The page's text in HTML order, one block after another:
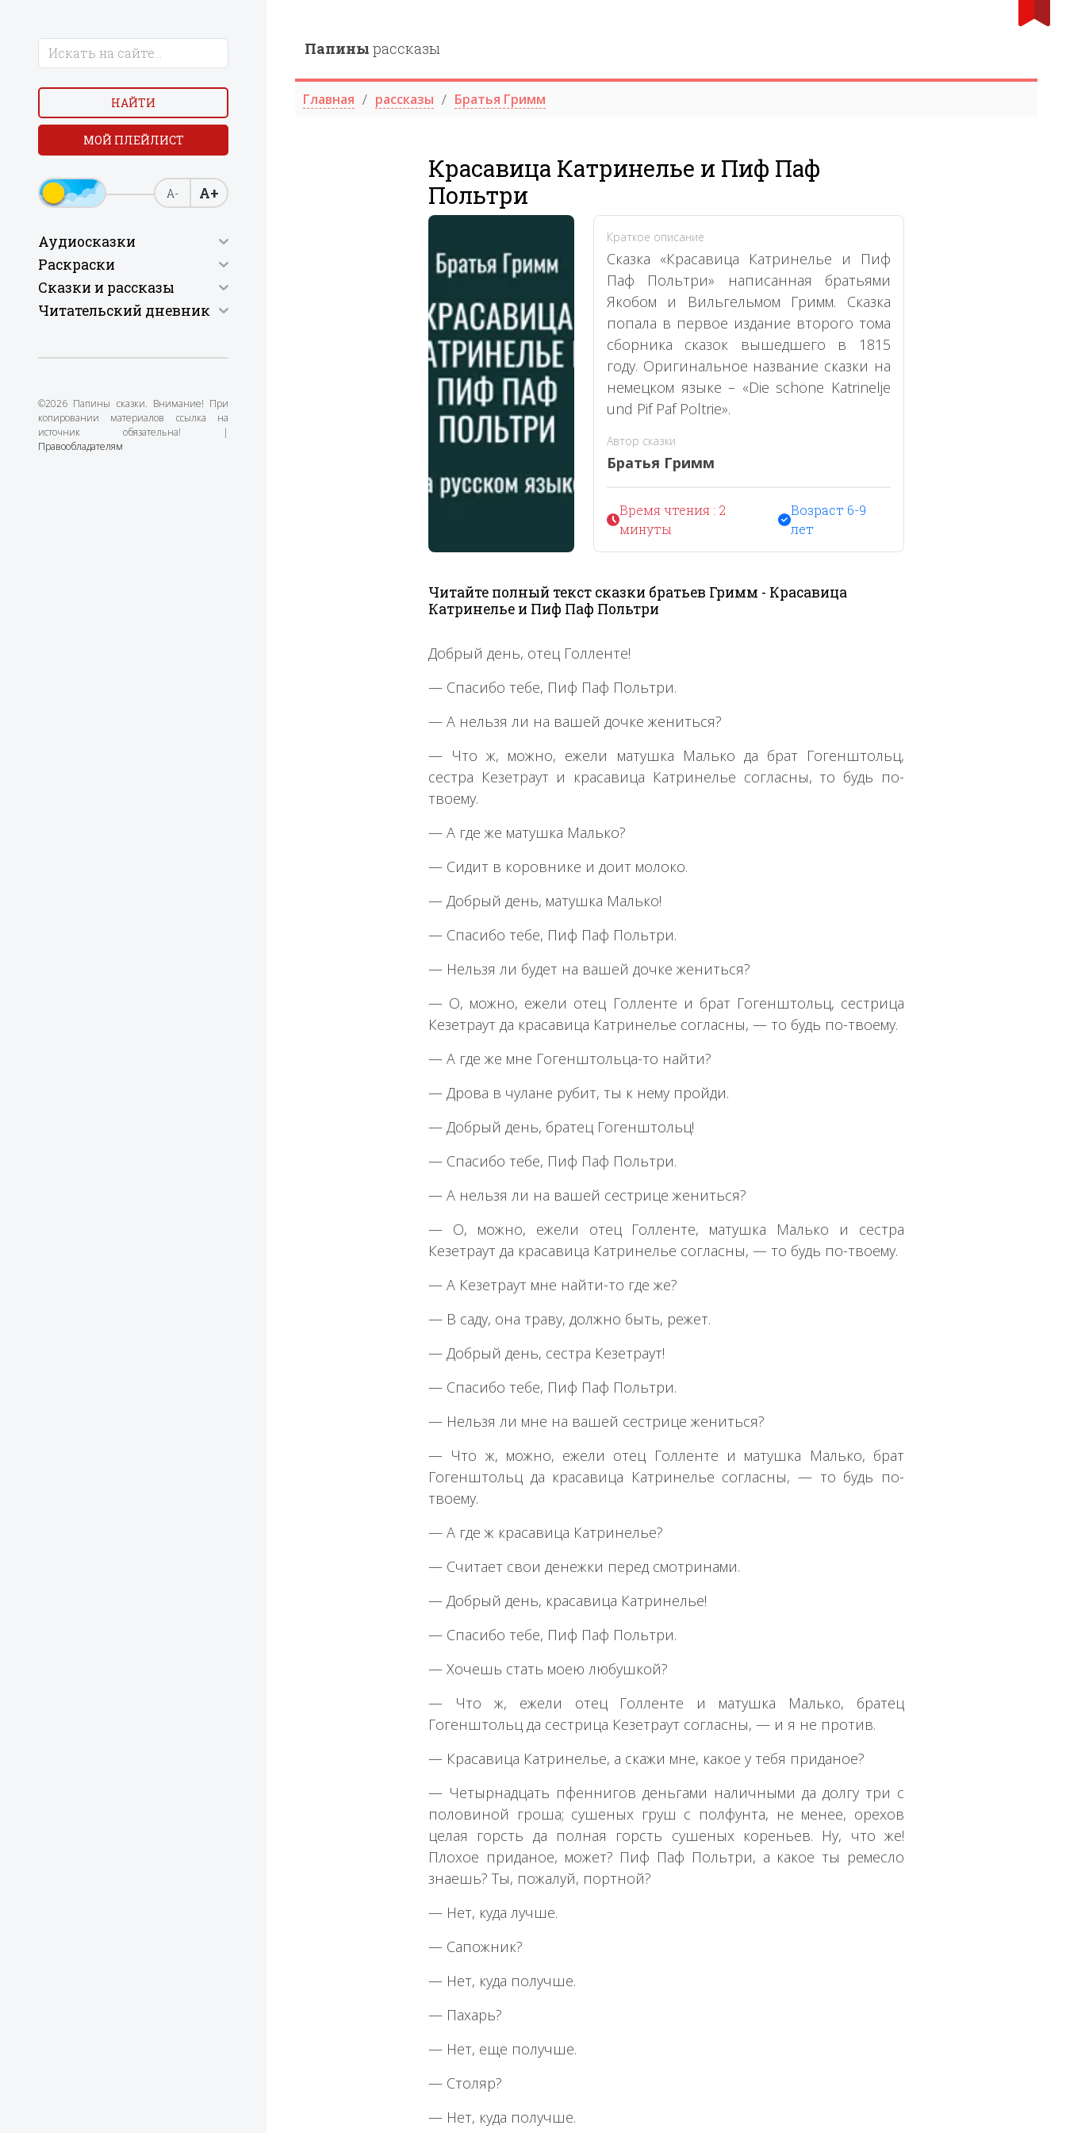
НАЙТИ
МОЙ ПЛЕЙЛИСТ
А- А+
Аудиосказки
Раскраски
Сказки и рассказы
Читательский дневник
©2026 Папины сказки. Внимание! При
копировании материалов ссылка на
источник обязательна! |
Правообладателям
Папины рассказы
Главная рассказы Братья Гримм
Красавица Катринелье и Пиф Паф
Польтри
Краткое описание
Сказка «Красавица Катринелье и Пиф
Паф Польтри» написанная братьями
Якобом и Вильгельмом Гримм. Сказка
попала в первое издание второго тома
сборника сказок вышедшего в 1815
году. Оригинальное название сказки на
немецком языке – «Die schöne Katrinelje
und Pif Paf Poltrie».
Автор сказки
Братья Гримм
Время чтения : 2
минуты
Возраст 6-9
лет
Читайте полный текст сказки братьев Гримм - Красавица
Катринелье и Пиф Паф Польтри
Добрый день, отец Голленте!
— Спасибо тебе, Пиф Паф Польтри.
— А нельзя ли на вашей дочке жениться?
— Что ж, можно, ежели матушка Малько да брат Гогенштольц,
сестра Кезетраут и красавица Катринелье согласны, то будь по-
твоему.
— А где же матушка Малько?
— Сидит в коровнике и доит молоко.
— Добрый день, матушка Малько!
— Спасибо тебе, Пиф Паф Польтри.
— Нельзя ли будет на вашей дочке жениться?
— О, можно, ежели отец Голленте и брат Гогенштольц, сестрица
Кезетраут да красавица Катринелье согласны, — то будь по-твоему.
— А где же мне Гогенштольца-то найти?
— Дрова в чулане рубит, ты к нему пройди.
— Добрый день, братец Гогенштольц!
— Спасибо тебе, Пиф Паф Польтри.
— А нельзя ли на вашей сестрице жениться?
— О, можно, ежели отец Голленте, матушка Малько и сестра
Кезетраут да красавица Катринелье согласны, — то будь по-твоему.
— А Кезетраут мне найти-то где же?
— В саду, она траву, должно быть, режет.
— Добрый день, сестра Кезетраут!
— Спасибо тебе, Пиф Паф Польтри.
— Нельзя ли мне на вашей сестрице жениться?
— Что ж, можно, ежели отец Голленте и матушка Малько, брат
Гогенштольц да красавица Катринелье согласны, — то будь по-
твоему.
— А где ж красавица Катринелье?
— Считает свои денежки перед смотринами.
— Добрый день, красавица Катринелье!
— Спасибо тебе, Пиф Паф Польтри.
— Хочешь стать моею любушкой?
— Что ж, ежели отец Голленте и матушка Малько, братец
Гогенштольц да сестрица Кезетраут согласны, — и я не против.
— Красавица Катринелье, а скажи мне, какое у тебя приданое?
— Четырнадцать пфеннигов деньгами наличными да долгу три с
половиной гроша; сушеных груш с полфунта, не менее, орехов
целая горсть да полная горсть сушеных кореньев. Ну, что же!
Плохое приданое, может? Пиф Паф Польтри, а какое ты ремесло
знаешь? Ты, пожалуй, портной?
— Нет, куда лучше.
— Сапожник?
— Нет, куда получше.
— Пахарь?
— Нет, еще получше.
— Столяр?
— Нет, куда получше.